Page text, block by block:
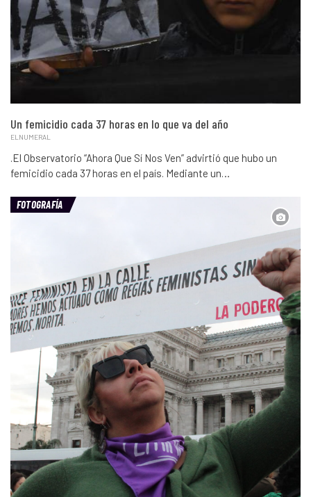
Un femicidio cada 37 horas en lo que va del año
ELNUMERAL
.El Observatorio “Ahora Que Sí Nos Ven” advirtió que hubo un
femicidio cada 37 horas en el país. Mediante un…
FOTOGRAFÍA